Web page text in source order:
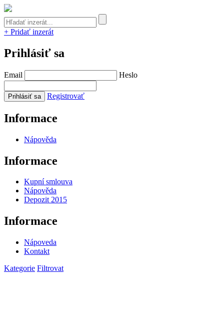
+ Pridať inzerát
Prihlásiť sa
Email Heslo
Registrovať
Informace
Nápověda
Informace
Kupní smlouva
Nápověda
Depozit 2015
Informace
Nápoveda
Kontakt
Kategorie Filtrovat